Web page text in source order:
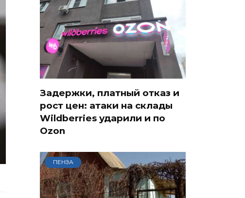
Задержки, платный отказ и
рост цен: атаки на склады
Wildberries ударили и по
Ozon
ПЕНЗА